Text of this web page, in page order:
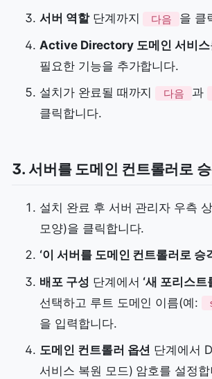
서버 역할단계까지 다음
을 클
Active Directory 도메인 서비스
필요한 기능을 추가합니다.
설치가 완료될 때까지
다음 과
클릭합니다.
3. 서버를 도메인 컨트롤러로
설치 완료 후 서버 관리자 우측
모양)을 클릭합니다.
‘이 서버를 도메인 컨트롤러로 승
배포 구성 단계에서 ‘새 포리스트
선택하고 루트 도메인 이름(예:
을 입력합니다.
도메인 컨트롤러 옵션 단계에서
서비스 복원 모드) 암호를 설정